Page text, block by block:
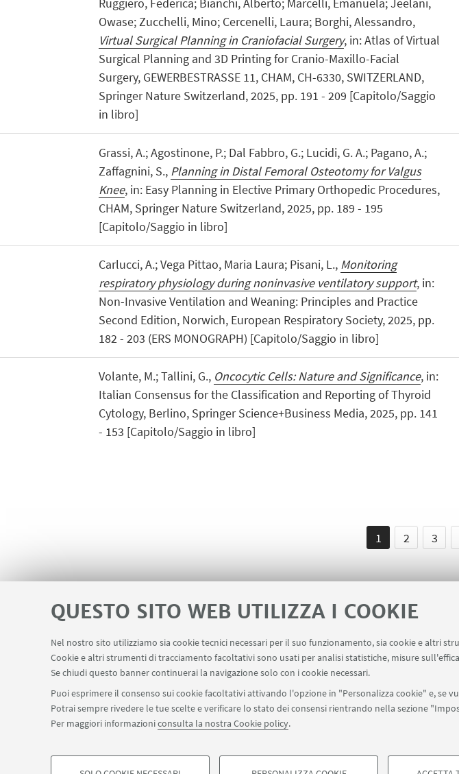
QUESTO SITO WEB UTILIZZA I COOKIE
Nel nostro sito utilizziamo sia cookie tecnici necessari per il suo funzionamento, sia cookie e altri
Cookie e altri strumenti di tracciamento facoltativi sono usati per analisi statistiche, misure
Se chiudi questo banner continuerai la navigazione solo con i cookie necessari.
Puoi esprimere il consenso sui cookie facoltativi attivando l'opzione in "Personalizza cookie" e, se
Potrai sempre rivedere le tue scelte e verificare lo stato dei consensi rientrando nella sezione
Per maggiori informazioniconsulta la nostra Cookie policy.
Ruggiero, Federica; Bianchi, Alberto; Marcelli, Emanuela; Jeelani,
Owase; Zucchelli, Mino; Cercenelli, Laura; Borghi, Alessandro,
Virtual Surgical Planning in Craniofacial Surgery, in: Atlas of Virtual
Surgical Planning and 3D Printing for Cranio-Maxillo-Facial
Surgery, GEWERBESTRASSE 11, CHAM, CH-6330, SWITZERLAND,
Springer Nature Switzerland, 2025, pp. 191 - 209 [Capitolo/Saggio
in libro]
Grassi, A.; Agostinone, P.; Dal Fabbro, G.; Lucidi, G. A.; Pagano, A.;
Zaffagnini, S., Planning in Distal Femoral Osteotomy for Valgus
Knee, in: Easy Planning in Elective Primary Orthopedic Procedures,
CHAM, Springer Nature Switzerland, 2025, pp. 189 - 195
[Capitolo/Saggio in libro]
Carlucci, A.; Vega Pittao, Maria Laura; Pisani, L., Monitoring
respiratory physiology during noninvasive ventilatory support, in:
Non-Invasive Ventilation and Weaning: Principles and Practice
Second Edition, Norwich, European Respiratory Society, 2025, pp.
182 - 203 (ERS MONOGRAPH) [Capitolo/Saggio in libro]
Volante, M.; Tallini, G., Oncocytic Cells: Nature and Significance, in:
Italian Consensus for the Classification and Reporting of Thyroid
Cytology, Berlino, Springer Science+Business Media, 2025, pp. 141
- 153 [Capitolo/Saggio in libro]
1 2 3
LINK UTILI Contatti Area riservata Segnala iniziative di impegno pubblico
SEGUI IL DIPARTIMENTO SU: SEGUI
©Copyright 2026 - ALMA MATER STUDIORUM - Università di Bologna - Via Zamboni, 33 - 40126